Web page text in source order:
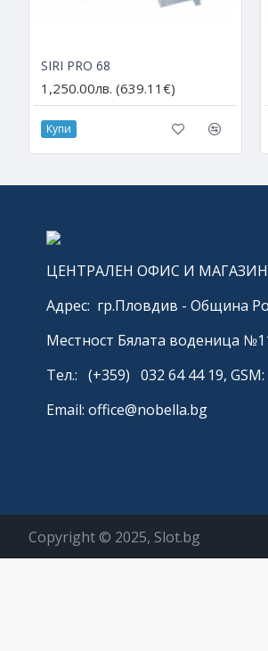
SIRI PRO 68
1,250.00лв. (639.11€)
Купи
ЦЕНТРАЛЕН ОФИС И
Адрес: гр.Пловдив - Община
Местност Бялата воденица
Тел.: (+359) 032 64 44 19,
Email: office@nobella.bg
Copyright © 2025, Slot.bg